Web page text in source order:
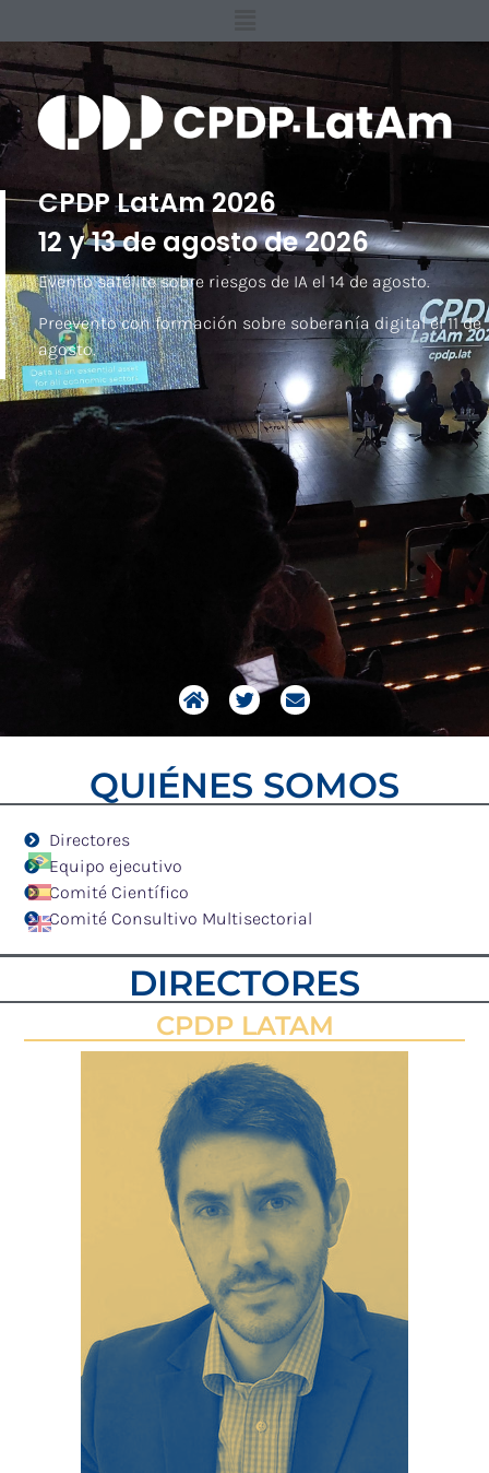
CPDP LatAm 2026
12 y 13 de agosto de 2026
Evento satélite sobre riesgos de IA el 14 de agosto.
Preevento con formación sobre soberanía digital el 11 de
agosto.
QUIÉNES SOMOS
Directores
Equipo ejecutivo
Comité Científico
Comité Consultivo Multisectorial
DIRECTORES
CPDP LATAM